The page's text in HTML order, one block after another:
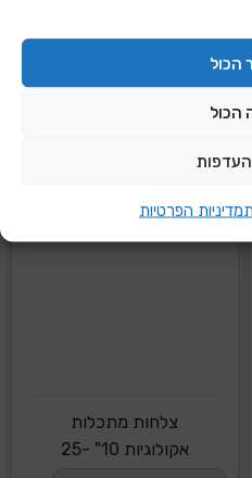
הכול
הכול
העדפות
מדיניות הפרטיות
צלחות מתכלות
אקולוגיות 10" -25